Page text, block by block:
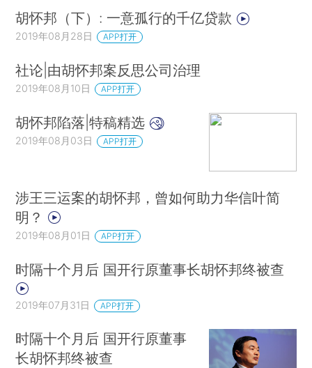
胡怀邦（下）: 一意孤行的千亿贷款
2019年08月28日 APP打开
社论|由胡怀邦案反思公司治理
2019年08月10日 APP打开
胡怀邦陷落|特稿精选
2019年08月03日 APP打开
涉王三运案的胡怀邦，曾如何助力华信叶简
明？
2019年08月01日 APP打开
时隔十个月后 国开行原董事长胡怀邦终被查
2019年07月31日 APP打开
时隔十个月后 国开行原董事
长胡怀邦终被查